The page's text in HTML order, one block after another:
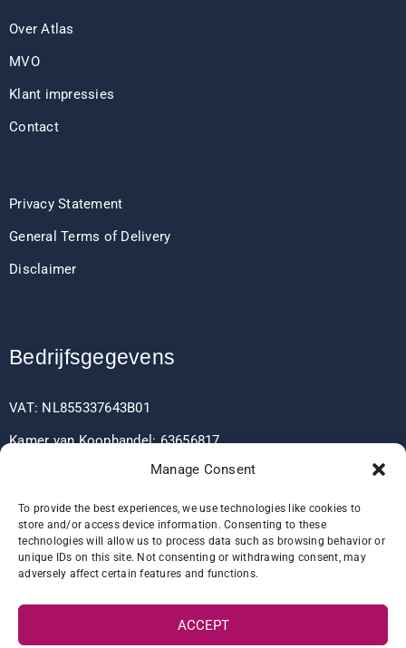
Manage Consent
To provide the best experiences, we use technologies like cookies to
store and/or access device information. Consenting to these
technologies will allow us to process data such as browsing behavior or
unique IDs on this site. Not consenting or withdrawing consent, may
adversely affect certain features and functions.
ACCEPT
Over Atlas
MVO
Klant impressies
Contact
Privacy Statement
General Terms of Delivery
Disclaimer
Bedrijfsgegevens
VAT: NL855337643B01
Kamer van Koophandel: 63656817
Bankgegevens